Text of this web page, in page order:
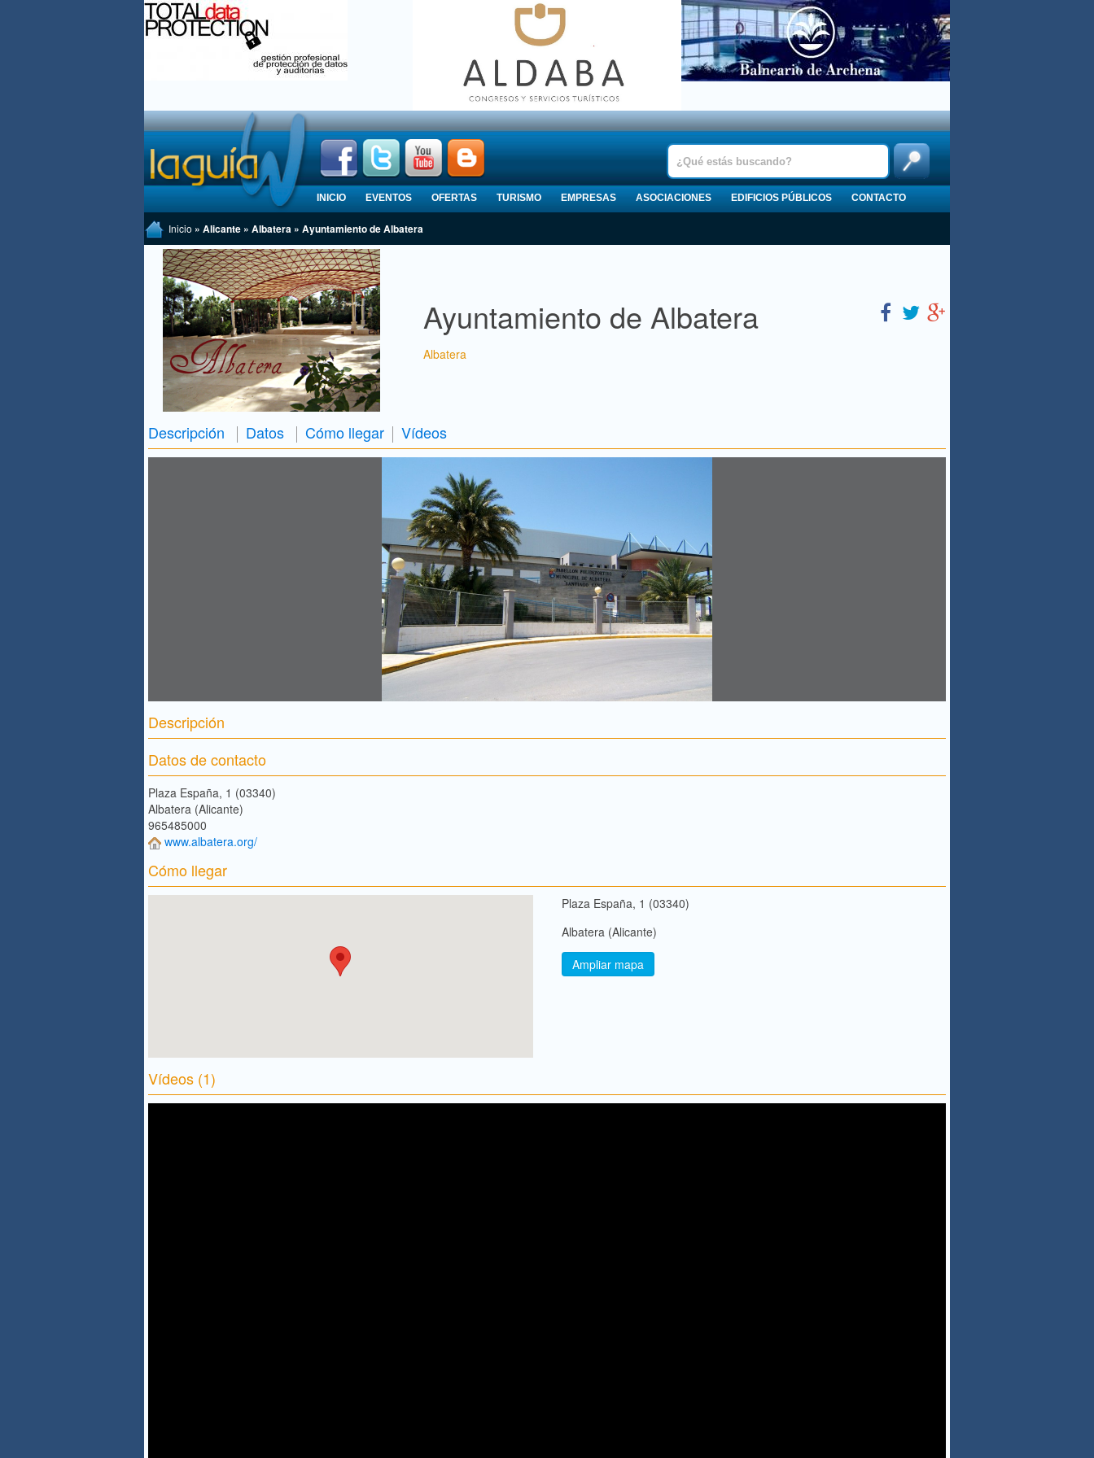
INICIO EVENTOS OFERTAS TURISMO EMPRESAS ASOCIACIONES EDIFICIOS PÚBLICOS CONTACTO
Inicio » Alicante » Albatera » Ayuntamiento de Albatera
Ayuntamiento de Albatera
Albatera
Descripción Datos Cómo llegar Vídeos
Descripción
Datos de contacto
Plaza España, 1 (03340)
Albatera (Alicante)
965485000
www.albatera.org/
Cómo llegar
Plaza España, 1 (03340)
Albatera (Alicante)
Ampliar mapa
Vídeos (1)